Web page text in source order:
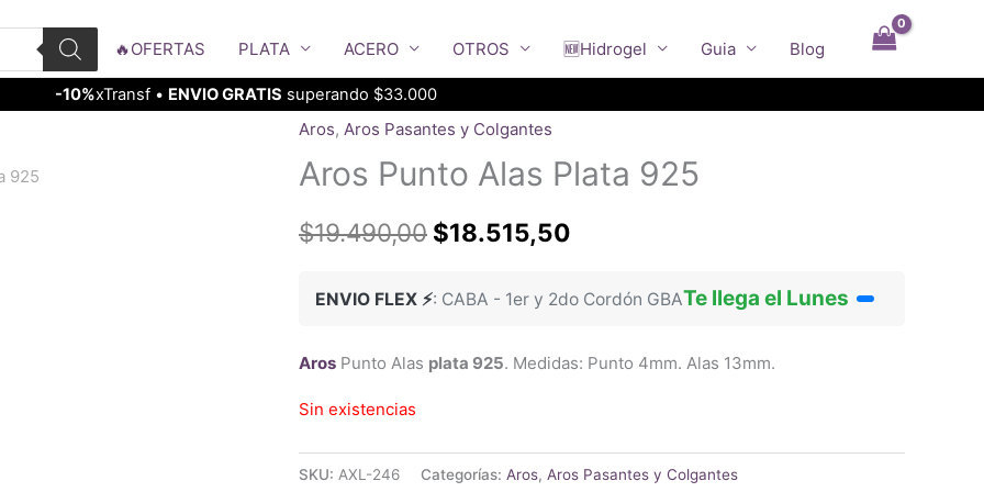
🔥OFERTAS PLATA ACERO OTROS 🆕Hidrogel Guia Blog
-10%xTransf • ENVIO GRATIS superando $33.000
Aros, Aros Pasantes y Colgantes
Aros Punto Alas Plata 925
$19.490,00 El
era:
$18.515,50El
es:
ENVIO FLEX ⚡: CABA - 1er y 2do Cordón GBATe llega el Lunes
Aros Punto Alas plata 925. Medidas: Punto 4mm. Alas 13mm.
Sin existencias
SKU: AXL-246 Categorías: Aros, Aros Pasantes y Colgantes